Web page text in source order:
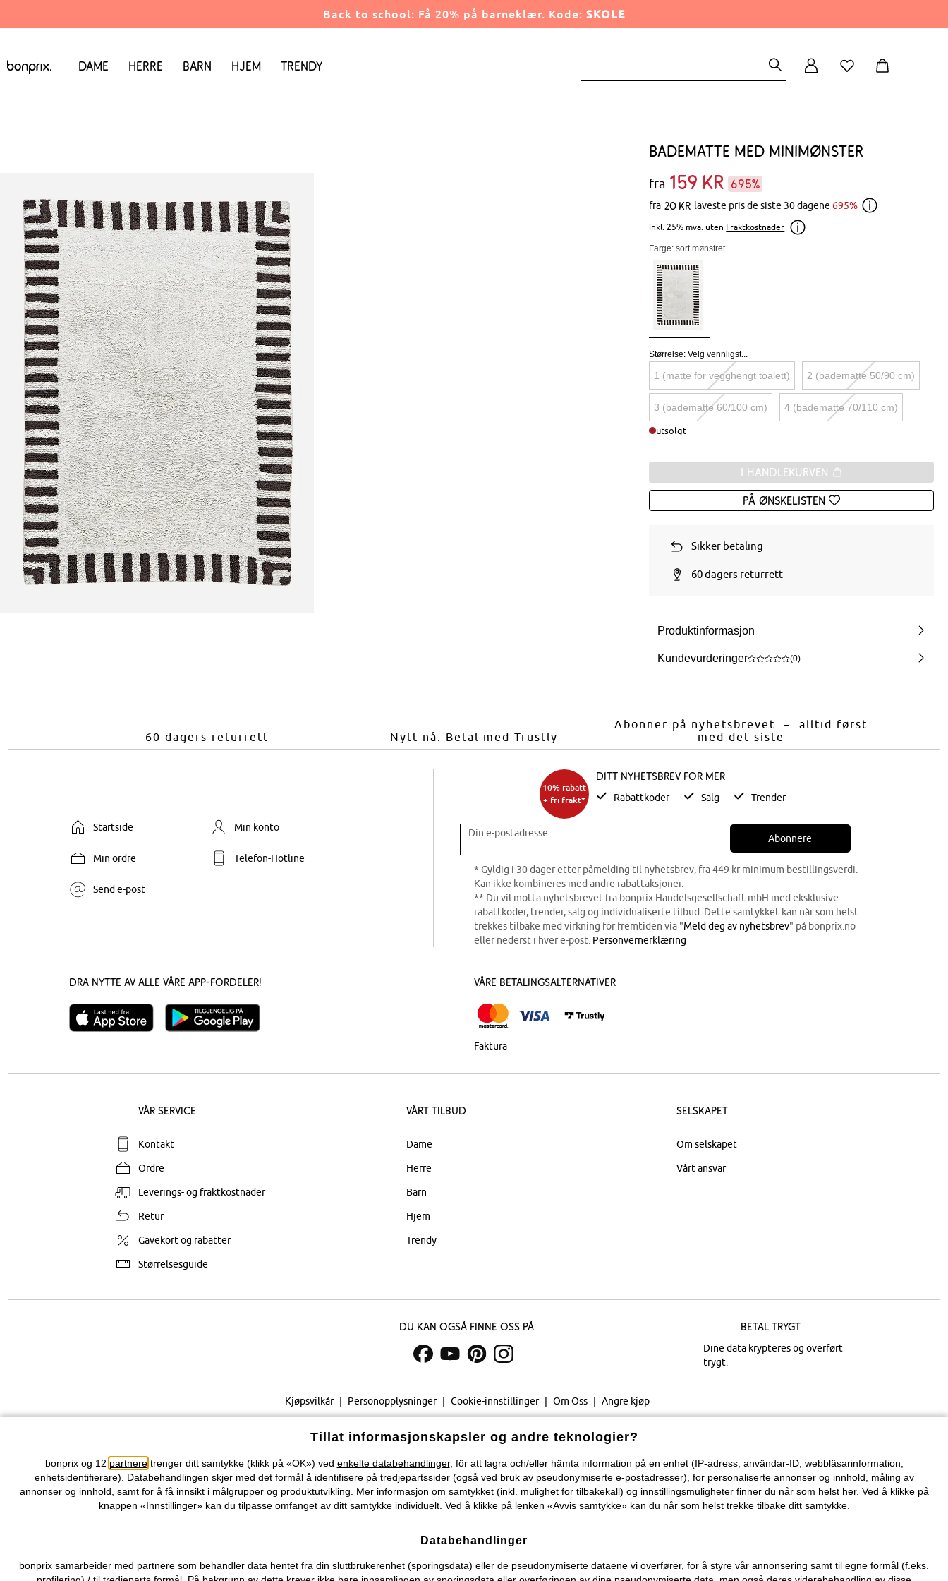
Back to school: Få 20% på barneklær. Kode: SKOLE
Dame Herre Barn Hjem Trendy
Badematte med minimønster
fra 159 kr 695%
fra 20 kr laveste pris de siste 30 dagene 695%
inkl. 25% mva. uten Fraktkostnader
Farge: sort mønstret
Størrelse:Velg vennligst...
1 (matte for vegghengt toalett) 2 (badematte 50/90 cm)
3 (badematte 60/100 cm) 4 (badematte 70/110 cm)
utsolgt
I handlekurven
På ønskelisten
Sikker betaling
60 dagers returrett
Produktinformasjon
Kundevurderinger (0)
60 dagers returrett Nytt nå: Betal med Trustly
Abonner på nyhetsbrevet – alltid først
med det siste
Startside Min konto
Min ordre Telefon-Hotline
Send e-post
10% rabatt
+ fri frakt*
Ditt nyhetsbrev for mer
Rabattkoder Salg Trender
Din e-postadresse Abonnere
* Gyldig i 30 dager etter påmelding til nyhetsbrev, fra 449 kr minimum bestillingsverdi.
Kan ikke kombineres med andre rabattaksjoner.
** Du vil motta nyhetsbrevet fra bonprix Handelsgesellschaft mbH med eksklusive
rabattkoder, trender, salg og individualiserte tilbud. Dette samtykket kan når som helst
trekkes tilbake med virkning for fremtiden via "Meld deg av nyhetsbrev" på bonprix.no
eller nederst i hver e-post. Personvernerklæring
Dra nytte av alle våre app-fordeler! Våre betalingsalternativer
Faktura
Vår service
Kontakt
Ordre
Leverings- og fraktkostnader
Retur
Gavekort og rabatter
Størrelsesguide
Vårt tilbud
Dame
Herre
Barn
Hjem
Trendy
Selskapet
Om selskapet
Vårt ansvar
Du kan også finne oss på Betal trygt
Dine data krypteres og overført
trygt.
Kjøpsvilkår Personopplysninger Cookie-innstillinger Om Oss Angre kjøp
Tillat informasjonskapsler og andre teknologier?
bonprix og 12 partneretrenger ditt samtykke (klikk på «OK») ved enkelte databehandlinger, för att lagra och/eller hämta information på en enhet (IP-adress, användar-ID, webbläsarinformation,
enhetsidentifierare). Databehandlingen skjer med det formål å identifisere på tredjepartssider (også ved bruk av pseudonymiserte e-postadresser), for personaliserte annonser og innhold, måling av
annonser og innhold, samt for å få innsikt i målgrupper og produktutvikling. Mer informasjon om samtykket (inkl. mulighet for tilbakekall) og innstillingsmuligheter finner du når som helst her. Ved å klikke på
knappen «Innstillinger» kan du tilpasse omfanget av ditt samtykke individuelt. Ved å klikke på lenken «Avvis samtykke» kan du når som helst trekke tilbake ditt samtykke.
Databehandlinger
bonprix samarbeider med partnere som behandler data hentet fra din sluttbrukerenhet (sporingsdata) eller de pseudonymiserte dataene vi overfører, for å styre vår annonsering samt til egne formål (f.eks.